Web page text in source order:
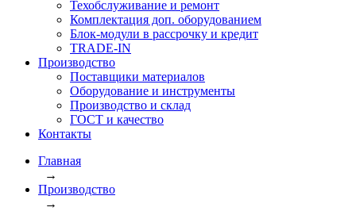
Техобслуживание и ремонт
Комплектация доп. оборудованием
Блок-модули в рассрочку и кредит
TRADE-IN
Производство
Поставщики материалов
Оборудование и инструменты
Производство и склад
ГОСТ и качество
Контакты
Главная
→
Производство
→